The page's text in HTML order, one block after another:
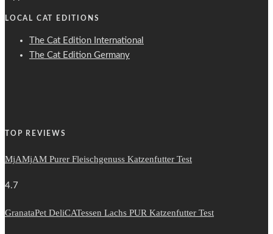
LOCAL CAT EDITIONS
The Cat Edition International
The Cat Edition Germany
TOP REVIEWS
MjAMjAM Purer Fleischgenuss Katzenfutter Test
4.7
GranataPet DeliCATessen Lachs PUR Katzenfutter Test